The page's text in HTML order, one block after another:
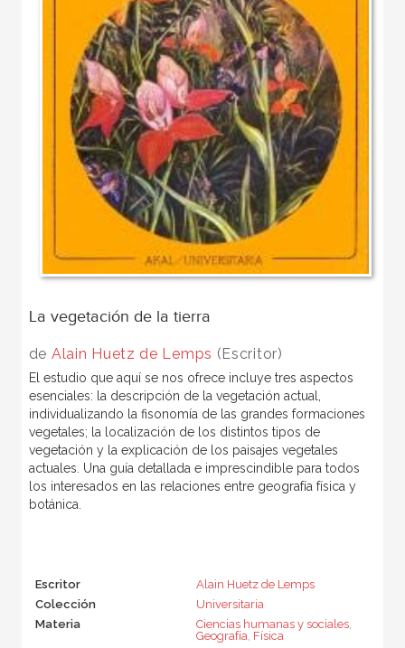
La vegetación de la tierra
de Alain Huetz de Lemps (Escritor)
El estudio que aquí se nos ofrece incluye tres aspectos
esenciales: la descripción de la vegetación actual,
individualizando la fisonomía de las grandes formaciones
vegetales; la localización de los distintos tipos de
vegetación y la explicación de los paisajes vegetales
actuales. Una guía detallada e imprescindible para todos
los interesados en las relaciones entre geografía física y
botánica.
Escritor
Alain Huetz de Lemps
Colección
Universitaria
Materia
Ciencias humanas y sociales,
Geografía, Física